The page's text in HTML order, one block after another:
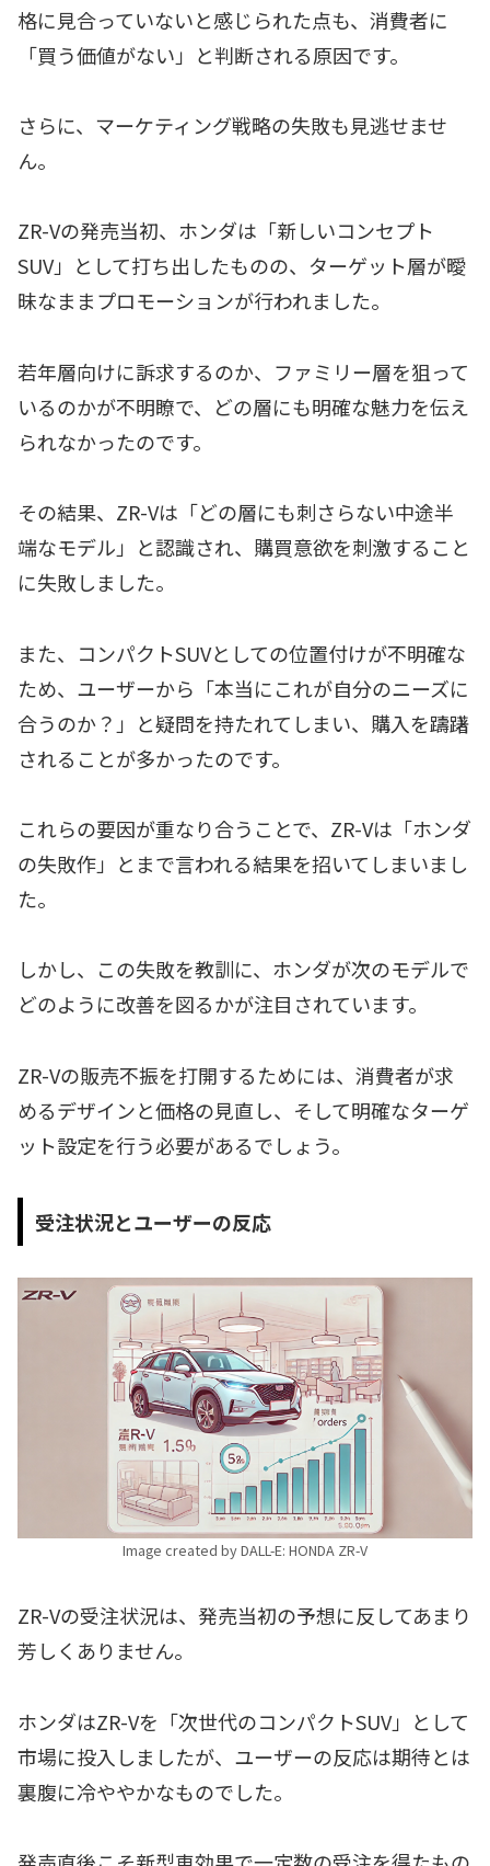
格に見合っていないと感じられた点も、消費者に
「買う価値がない」と判断される原因です。
さらに、マーケティング戦略の失敗も見逃せませ
ん。
ZR-Vの発売当初、ホンダは「新しいコンセプト
SUV」として打ち出したものの、ターゲット層が曖
昧なままプロモーションが行われました。
若年層向けに訴求するのか、ファミリー層を狙って
いるのかが不明瞭で、どの層にも明確な魅力を伝え
られなかったのです。
その結果、ZR-Vは「どの層にも刺さらない中途半
端なモデル」と認識され、購買意欲を刺激すること
に失敗しました。
また、コンパクトSUVとしての位置付けが不明確な
ため、ユーザーから「本当にこれが自分のニーズに
合うのか？」と疑問を持たれてしまい、購入を躊躇
されることが多かったのです。
これらの要因が重なり合うことで、ZR-Vは「ホンダ
の失敗作」とまで言われる結果を招いてしまいまし
た。
しかし、この失敗を教訓に、ホンダが次のモデルで
どのように改善を図るかが注目されています。
ZR-Vの販売不振を打開するためには、消費者が求
めるデザインと価格の見直し、そして明確なターゲ
ット設定を行う必要があるでしょう。
受注状況とユーザーの反応
Image created by DALL-E: HONDA ZR-V
ZR-Vの受注状況は、発売当初の予想に反してあまり
芳しくありません。
ホンダはZR-Vを「次世代のコンパクトSUV」として
市場に投入しましたが、ユーザーの反応は期待とは
裏腹に冷ややかなものでした。